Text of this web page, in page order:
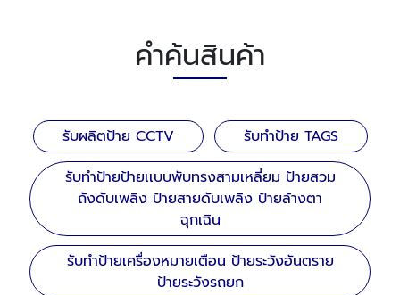
คำค้นสินค้า
รับผลิตป้าย CCTV
รับทำป้าย TAGS
รับทำป้ายป้ายเเบบพับทรงสามเหลี่ยม ป้ายสวม
ถังดับเพลิง ป้ายสายดับเพลิง ป้ายล้างตา
ฉุกเฉิน
รับทำป้ายเครื่องหมายเตือน ป้ายระวังอันตราย
ป้ายระวังรถยก